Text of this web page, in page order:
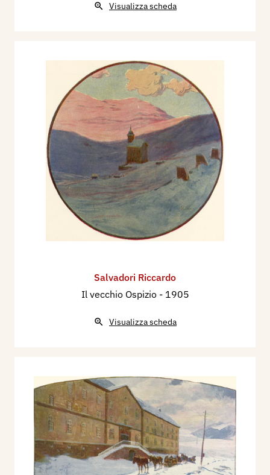
Visualizza scheda
Salvadori Riccardo
Il vecchio Ospizio - 1905
Visualizza scheda